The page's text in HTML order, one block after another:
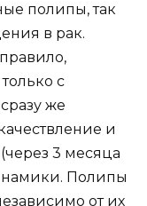
полипы, так
в рак.
с
же
и
3 месяца
Полипы
от их